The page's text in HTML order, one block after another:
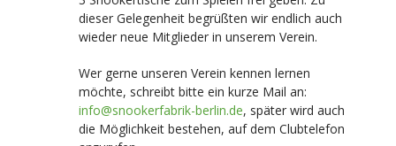
dieser Gelegenheit begrüßten wir endlich auch
wieder neue Mitglieder in unserem Verein.
Wer gerne unseren Verein kennen lernen
möchte, schreibt bitte ein kurze Mail an:
info@snookerfabrik-berlin.de, später wird auch
die Möglichkeit bestehen, auf dem Clubtelefon